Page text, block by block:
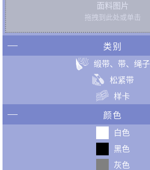
面料图片
拖拽到此处或单击
类别
缎带、带、绳子
松紧带
样卡
颜色
白色
黑色
灰色